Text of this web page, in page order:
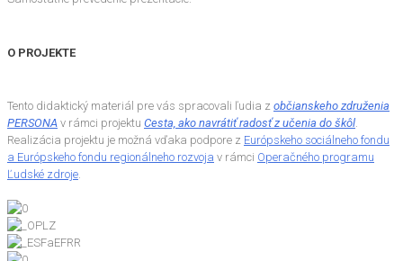
O PROJEKTE
Tento didaktický materiál pre vás spracovali ľudia z občianskeho združenia
PERSONA v rámci projektu Cesta, ako navrátiť radosť z učenia do škôl.
Realizácia projektu je možná vďaka podpore z Európskeho sociálneho fondu
a Európskeho fondu regionálneho rozvoja v rámci Operačného programu
Ľudské zdroje.